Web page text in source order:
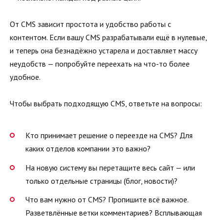
От CMS зависит простота и удобство работы с
контентом. Если вашу CMS разрабатывали ещё в нулевые,
и теперь она безнадёжно устарела и доставляет массу
неудобств — попробуйте переехать на что-то более
удобное.
Чтобы выбрать подходящую CMS, ответьте на вопросы:
Кто принимает решение о переезде на CMS? Для
каких отделов компании это важно?
На новую систему вы перетащите весь сайт — или
только отдельные страницы (блог, новости)?
Что вам нужно от CMS? Пропишите всё важное.
Разветвлённые ветки комментариев? Всплывающая